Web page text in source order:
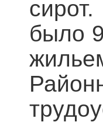
было